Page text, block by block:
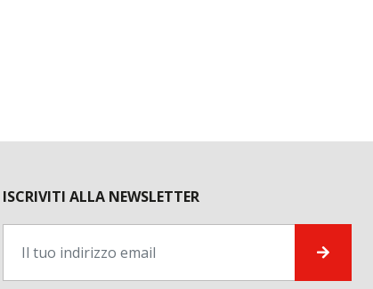
ISCRIVITI ALLA NEWSLETTER